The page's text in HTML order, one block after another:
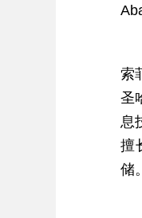
索
圣
息
擅
储。